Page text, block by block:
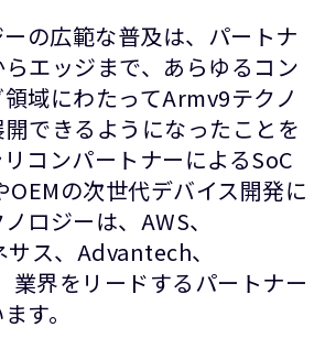
の広範な普及は、パートナ
エッジまで、あらゆるコン
域にわたってArmv9テクノ
できるようになったことを
コンパートナーによるSoC
OEMの次世代デバイス開発に
ロジーは、AWS、
ス、Advantech、
業界をリードするパートナー
す。